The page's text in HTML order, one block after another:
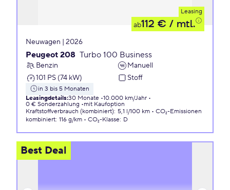
Leasing
ab112 € / mtl.
Neuwagen | 2026
Peugeot 208 Turbo 100 Business
Benzin
Manuell
101 PS (74 kW)
Stoff
in 3 bis 5 Monaten
Leasingdetails:30 Monate 10.000 km/Jahr
0 € Sonderzahlung
mit Kaufoption
Kraftstoffverbrauch (kombiniert): 5,1 l/100 km
CO₂-Emissionen
kombiniert: 116 g/km CO₂-Klasse: D
Best Deal